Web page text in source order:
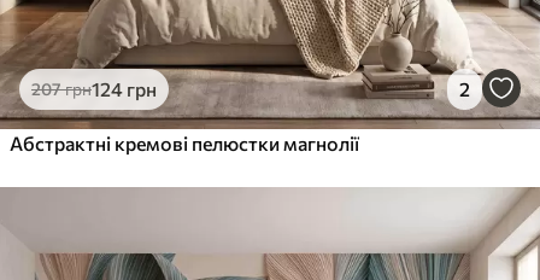
207грн124 грн 2
Абстрактні кремові пелюстки магнолії